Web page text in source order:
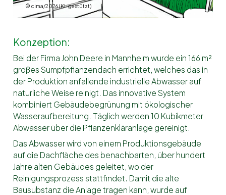
© cima/2026 (KI-gestützt)
Konzeption:
Bei der Firma John Deere in Mannheim wurde ein 166 m²
großes Sumpfpflanzendach errichtet, welches das in
der Produktion anfallende industrielle Abwasser auf
natürliche Weise reinigt. Das innovative System
kombiniert Gebäudebegrünung mit ökologischer
Wasseraufbereitung. Täglich werden 10 Kubikmeter
Abwasser über die Pflanzenkläranlage gereinigt.
Das Abwasser wird von einem Produktionsgebäude
auf die Dachfläche des benachbarten, über hundert
Jahre alten Gebäudes geleitet, wo der
Reinigungsprozess stattfindet. Damit die alte
Bausubstanz die Anlage tragen kann, wurde auf